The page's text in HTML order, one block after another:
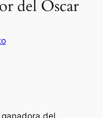
del Oscar